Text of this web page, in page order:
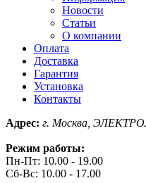
Новости
Статьи
О компании
Оплата
Доставка
Гарантия
Установка
Контакты
Адрес: г. Москва,
Режим работы:
Пн-Пт: 10.00 - 19.00
Сб-Вс: 10.00 - 17.00